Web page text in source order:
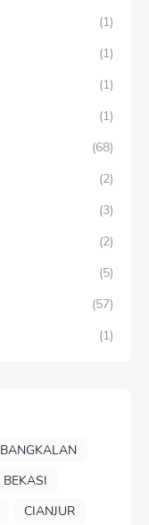
(1)
(1)
(1)
(1)
(68)
(2)
(3)
(2)
(5)
(57)
(1)
BANGKALAN
BEKASI
CIANJUR